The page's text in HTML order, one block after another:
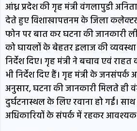
आंध्र प्रदेश की गृह मंत्री वंगलापुडी
देते हुए विशाखापत्तनम के जिला
फोन पर बात कर घटना की जानकारी
को घायलों के बेहतर इलाज की
निर्देश दिए। गृह मंत्री ने बचाव एवं
भी निर्देश दिए हैं। गृह मंत्री के
अनुसार, घटना की जानकारी मिलते ही
दुर्घटनास्थल के लिए रवाना हो गईं।
अधिकारियों के संपर्क में रहकर आवश्यक